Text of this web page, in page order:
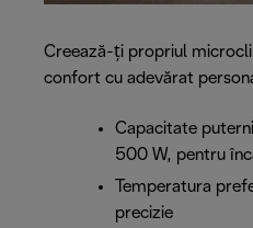
Creează-ți propriul
confort cu adevărat
Capacitate
500 W, pentru
Temperatura
precizie